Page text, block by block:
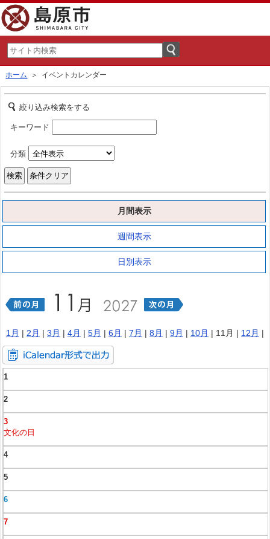
ホーム ＞ イベントカレンダー
絞り込み検索をする
キーワード
分類
月間表示
週間表示
日別表示
1月 | 2月 | 3月 | 4月 | 5月 | 6月 | 7月 | 8月 | 9月 | 10月 | 11月 | 12月 |
1
2
3
文化の日
4
5
6
7